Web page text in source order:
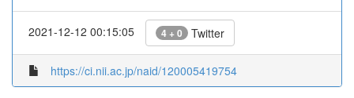
2021-12-12 00:15:05 4 + 0 Twitter
https://ci.nii.ac.jp/naid/120005419754